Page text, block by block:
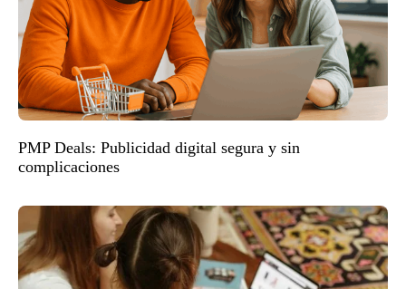
PMP Deals: Publicidad digital segura y sin
complicaciones